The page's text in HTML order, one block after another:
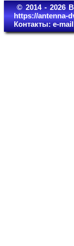
© 2014 - 2026
https://antenna-
Контакты: e-